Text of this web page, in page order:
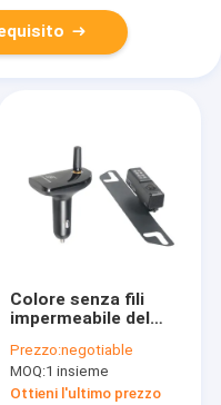
Colore senza fili
impermeabile del
della macchina
fotografica AHD di
retrovisore di IP69K
Prezzo:negotiable
MOQ:1 insieme
Ottieni l'ultimo prezzo